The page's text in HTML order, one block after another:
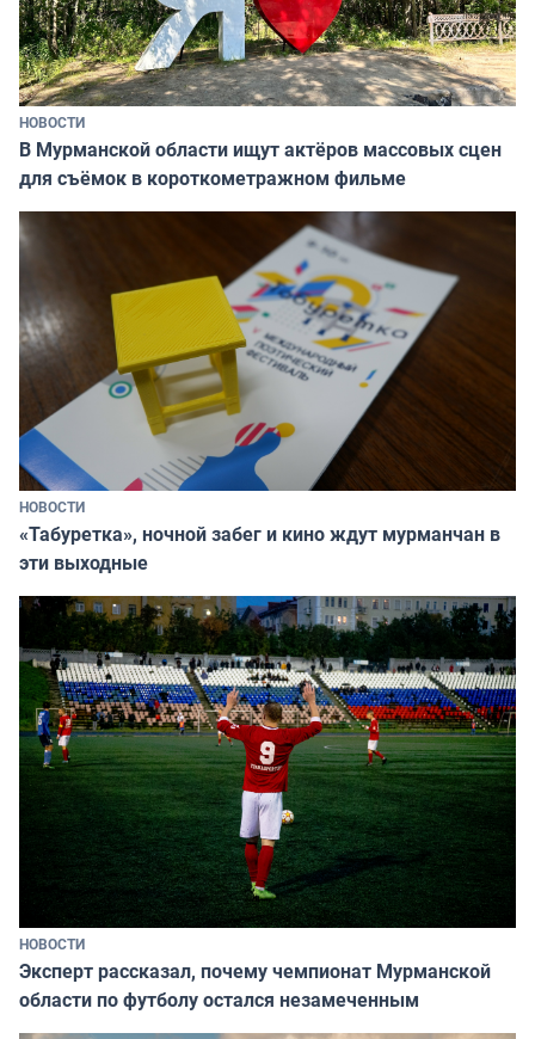
НОВОСТИ
В Мурманской области ищут актёров массовых сцен
для съёмок в короткометражном фильме
НОВОСТИ
«Табуретка», ночной забег и кино ждут мурманчан в
эти выходные
НОВОСТИ
Эксперт рассказал, почему чемпионат Мурманской
области по футболу остался незамеченным